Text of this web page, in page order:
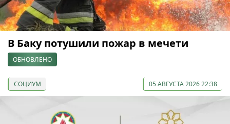
В Баку потушили пожар в мечети
ОБНОВЛЕНО
СОЦИУМ 05 АВГУСТА 2026 22:38